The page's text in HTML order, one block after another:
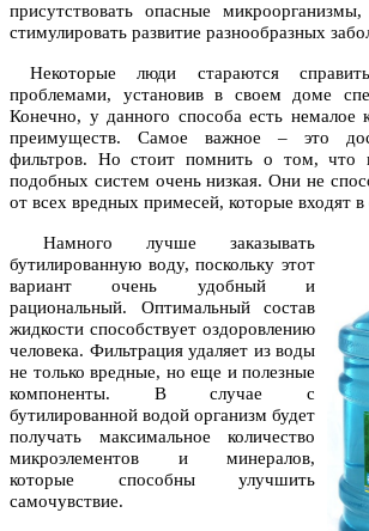
присутствовать опасные
стимулировать развитие разнообразных
Некоторые люди стараются
проблемами, установив в своем доме
Конечно, у данного способа есть немалое
преимуществ. Самое важное – это
фильтров. Но стоит помнить о том, что
подобных систем очень низкая. Они не
от всех вредных примесей, которые входят в
Намного лучше заказывать
бутилированную воду, поскольку этот
вариант очень удобный и
рациональный. Оптимальный состав
жидкости способствует оздоровлению
человека. Фильтрация удаляет из воды
не только вредные, но еще и полезные
компоненты. В случае с
бутилированной водой организм будет
получать максимальное количество
микроэлементов и минералов,
которые способны улучшить
самочувствие.